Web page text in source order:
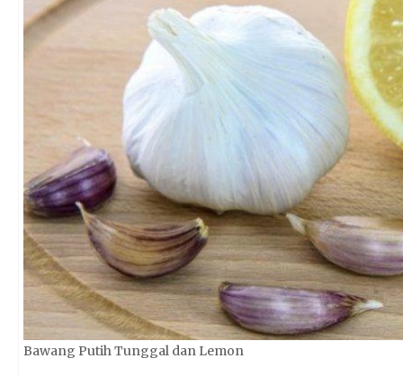
Bawang Putih Tunggal dan Lemon